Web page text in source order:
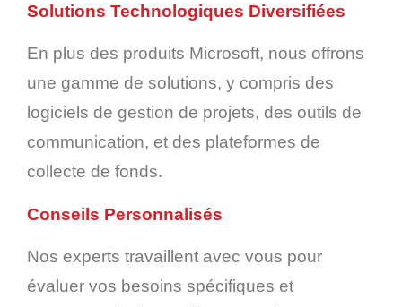
Solutions Technologiques Diversifiées
En plus des produits Microsoft, nous offrons
une gamme de solutions, y compris des
logiciels de gestion de projets, des outils de
communication, et des plateformes de
collecte de fonds.
Conseils Personnalisés
Nos experts travaillent avec vous pour
évaluer vos besoins spécifiques et